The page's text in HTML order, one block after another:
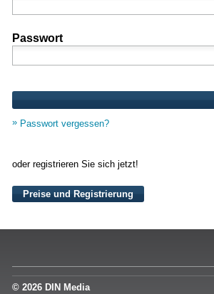
Passwort
Passwort vergessen?
oder registrieren Sie sich jetzt!
Preise und Registrierung
© 2026 DIN Media